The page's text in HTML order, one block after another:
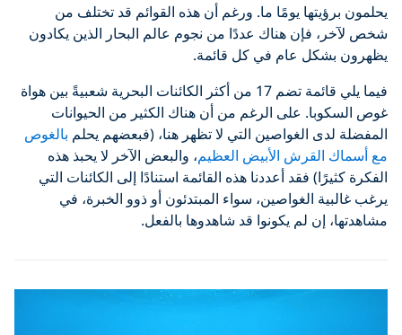
يحلمون برؤيتها يومًا ما. ورغم أن هذه القوائم قد تختلف من
شخص لآخر، فإن هناك عددًا من نجوم عالم البحار الذين يكادون
يظهرون بشكل عام في كل قائمة.
فيما يلي قائمة تضم 17 من أكثر الكائنات البحرية شعبيةً بين هواة
غوص السكوبا. على الرغم من أن هناك الكثير من الحيوانات
المفضلة لدى الغواصين التي لا تظهر هنا، (فبعضهم يحلم بالغوص
مع أسماك القرش الأبيض العظيم، والبعض الآخر لا يحبذ هذه
الفكرة كثيرًا) فقد أعددنا هذه القائمة استنادًا إلى الكائنات التي
يرغب غالبية الغواصين، سواء المبتدئون أو ذوو الخبرة، في
مشاهدتها، إن لم يكونوا قد شاهدوها بالفعل.